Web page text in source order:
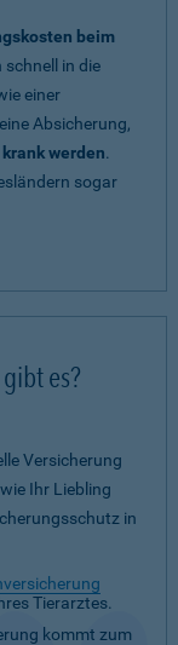
beim
schnell in die
einer
Absicherung,
werden.
sogar
es?
Versicherung
Ihr Liebling
in
Tierarztes.
kommt zum